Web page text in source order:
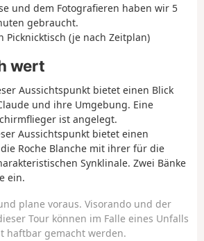
und dem Fotografieren haben wir 5
gebraucht.
Picknicktisch (je nach Zeitplan)
wert
Aussichtspunkt bietet einen Blick
und ihre Umgebung. Eine
ist angelegt.
Aussichtspunkt bietet einen
Roche Blanche mit ihrer für die
Synklinale. Zwei Bänke
ein.
plane voraus. Visorando und der
Tour können im Falle eines Unfalls
haftbar gemacht werden.